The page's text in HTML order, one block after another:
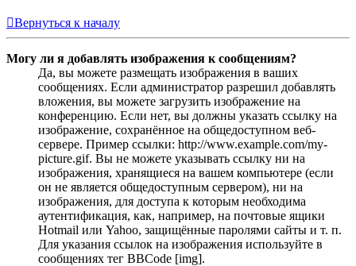
Вернуться к началу
Могу ли я добавлять изображения к сообщениям?
Да, вы можете размещать изображения в ваших
сообщениях. Если администратор разрешил добавлять
вложения, вы можете загрузить изображение на
конференцию. Если нет, вы должны указать ссылку на
изображение, сохранённое на общедоступном веб-
сервере. Пример ссылки: http://www.example.com/my-
picture.gif. Вы не можете указывать ссылку ни на
изображения, хранящиеся на вашем компьютере (если
он не является общедоступным сервером), ни на
изображения, для доступа к которым необходима
аутентификация, как, например, на почтовые ящики
Hotmail или Yahoo, защищённые паролями сайты и т. п.
Для указания ссылок на изображения используйте в
сообщениях тег BBCode [img].